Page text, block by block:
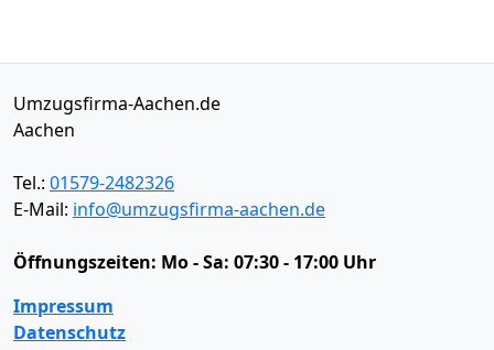
Umzugsfirma-Aachen.de
Aachen
Tel.: 01579-2482326
E-Mail: info@umzugsfirma-aachen.de
Öffnungszeiten: Mo - Sa: 07:30 - 17:00 Uhr
Impressum
Datenschutz